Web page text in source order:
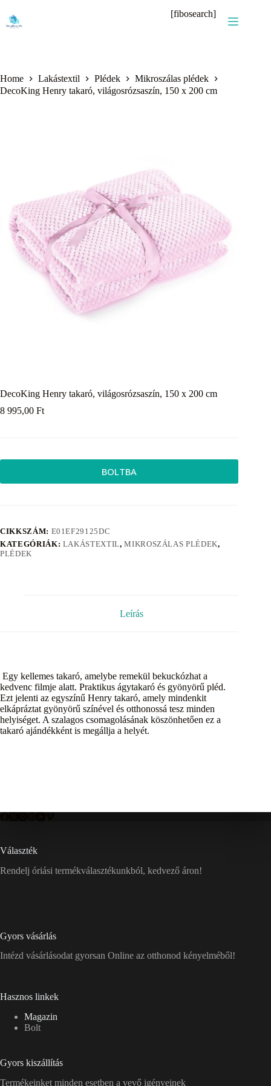
content
[fibosearch]
Home Lakástextil Plédek
Mikroszálas plédek
DecoKing Henry takaró, világosrózsaszín, 150 x 200 cm
DecoKing Henry takaró, világosrózsaszín, 150 x 200 cm
8 995,00 Ft
BOLTBA
CIKKSZÁM: E01EF29125DC
KATEGÓRIÁK: LAKÁSTEXTIL,MIKROSZÁLAS PLÉDEK,
PLÉDEK
Leírás
Egy kellemes takaró, amelybe remekül bekuckózhat a
kedvenc filmje alatt. Praktikus ágytakaró és gyönyörű pléd.
Ezt jelenti az egyszínű Henry takaró, amely mindenkit
elkápráztat gyönyörű színével és otthonossá tesz minden
helyiséget. A szalagos csomagolásának köszönhetően ez a
takaró ajándékként is megállja a helyét.
Választék
Rendelj óriási termékválasztékunkból, kedvező áron!
Gyors vásárlás
Intézd vásárlásodat gyorsan Online az otthonod kényelméből!
Hasznos linkek
Magazin
Bolt
Gyors kiszállítás
Termékeinket minden esetben a vevő igényeinek